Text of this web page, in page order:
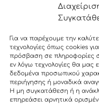
Για να παρέχουμε την
τεχνολογίες όπως cookies
πρόσβαση σε πληροφορίες
εν λόγω τεχνολογίες θα μας
δεδομένα προσωπικού
περιήγησης ή μοναδικά
Η μη συγκατάθεση ή η
επηρεάσει αρνητικά
Εγγραφείτε
label_19
label_20